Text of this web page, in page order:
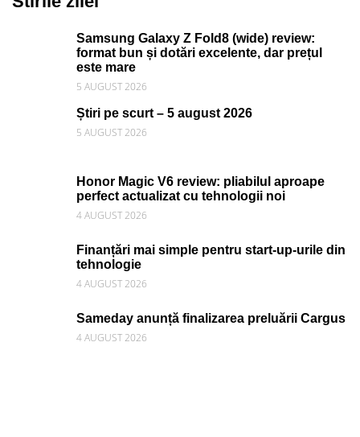
Samsung Galaxy Z Fold8 (wide) review:
format bun și dotări excelente, dar prețul
este mare
5 AUGUST 2026
Știri pe scurt – 5 august 2026
5 AUGUST 2026
Honor Magic V6 review: pliabilul aproape
perfect actualizat cu tehnologii noi
4 AUGUST 2026
Finanțări mai simple pentru start-up-urile din
tehnologie
4 AUGUST 2026
Sameday anunță finalizarea preluării Cargus
4 AUGUST 2026